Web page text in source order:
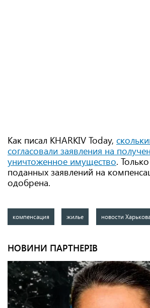
Как писал KHARKIV Today,
согласовали заявления на
уничтоженное имущество.
поданных заявлений на
одобрена.
компенсация жилье новости